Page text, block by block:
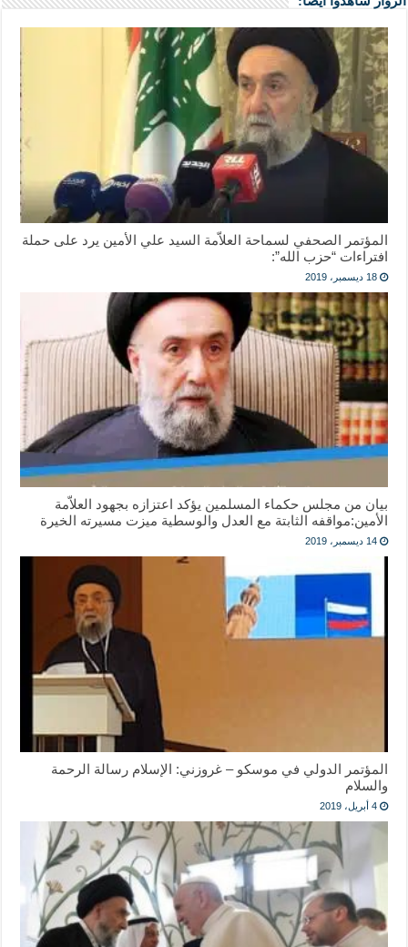
المؤتمر الصحفي لسماحة العلاّمة السيد علي الأمين يرد على حملة
افتراءات “حزب الله”:
18 ديسمبر، 2019
بيان من ‎مجلس حكماء المسلمين يؤكد اعتزازه بجهود العلاّمة
الأمين:مواقفه الثابتة مع العدل والوسطية ميزت مسيرته الخيرة
14 ديسمبر، 2019
المؤتمر الدولي في موسكو – غروزني: الإسلام رسالة الرحمة
والسلام
4 أبريل، 2019